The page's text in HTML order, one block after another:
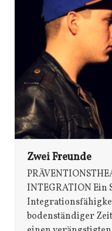
Zwei Freunde
INTEGRATION Ein
bodenständiger